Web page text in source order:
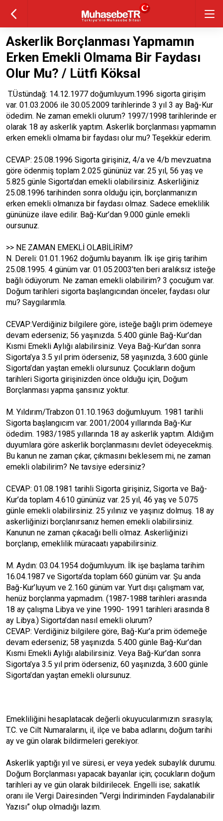
Askerlik Borçlanması Yapmamın
Erken Emekli Olmama Bir Faydası
Olur Mu? / Lütfi Köksal
T.Üstündağ: 14.12.1977 doğumluyum.1996 sigorta girişim
var. 01.03.2006 ile 30.05.2009 tarihlerinde 3 yıl 3 ay Bağ-Kur
ödedim. Ne zaman emekli olurum? 1997/1998 tarihlerinde er
olarak 18 ay askerlik yaptım. Askerlik borçlanması yapmamın
erken emekli olmama bir faydası olur mu? Teşekkür ederim.
CEVAP: 25.08.1996 Sigorta girişiniz, 4/a ve 4/b mevzuatına
göre ödenmiş toplam 2.025 gününüz var. 25 yıl, 56 yaş ve
5.825 günle Sigorta’dan emekli olabilirsiniz. Askerliğiniz
25.08.1996 tarihinden sonra olduğu için, borçlanmanızın
erken emekli olmanıza bir faydası olmaz. Sadece emeklilik
gününüze ilave edilir. Bağ-Kur’dan 9.000 günle emekli
oursunuz.
>> NE ZAMAN EMEKLİ OLABİLİRİM?
N. Dereli: 01.01.1962 doğumlu bayanım. İlk işe giriş tarihim
25.08.1995. 4 günüm var. 01.05.2003’ten beri aralıksız isteğe
bağlı ödüyorum. Ne zaman emekli olabilirim? 3 çocuğum var.
Doğum tarihleri sigorta başlangıcından önceler, faydası olur
mu? Saygılarımla.
CEVAP:Verdiğiniz bilgilere göre, isteğe bağlı prim ödemeye
devam ederseniz; 56 yaşınızda. 5.400 günle Bağ-Kur’dan
Kısmi Emekli Aylığı alabilirsiniz. Veya Bağ-Kur’dan sonra
Sigorta’ya 3.5 yıl prim öderseniz, 58 yaşınızda, 3.600 günle
Sigorta’dan yaştan emekli olursunuz. Çocukların doğum
tarihleri Sigorta girişinizden önce olduğu için, Doğum
Borçlanması yapma şansınız yoktur.
M. Yıldırım/Trabzon 01.10.1963 doğumluyum. 1981 tarihli
Sigorta başlangıcım var. 2001/2004 yıllarında Bağ-Kur
ödedim. 1983/1985 yıllarında 18 ay askerlik yaptım. Aldığım
duyumlara göre askerlik borçlanmasını devlet ödeyecekmiş.
Bu kanun ne zaman çıkar, çıkmasını beklesem mi, ne zaman
emekli olabilirim? Ne tavsiye edersiniz?
CEVAP: 01.08.1981 tarihli Sigorta girişiniz, Sigorta ve Bağ-
Kur’da toplam 4.610 gününüz var. 25 yıl, 46 yaş ve 5.075
günle emekli olabilirsiniz. 25 yılınız ve yaşınız dolmuş. 18 ay
askerliğinizi borçlanırsanız hemen emekli olabilirsiniz.
Kanunun ne zaman çıkacağı belli olmaz. Askerliğinizi
borçlanıp, emeklilik müracaatı yapabilirsiniz.
M. Aydın: 03.04.1954 doğumluyum. İlk işe başlama tarihim
16.04.1987 ve Sigorta’da toplam 660 günüm var. Şu anda
Bağ-Kur’luyum ve 2.160 günüm var. Yurt dışı çalışmam var,
henüz borçlanma yapmadım. (1987-1988 tarihleri arasında
18 ay çalışma Libya ve yine 1990- 1991 tarihleri arasında 8
ay Libya.) Sigorta’dan nasıl emekli olurum?
CEVAP: Verdiğiniz bilgilere göre, Bağ-Kur’a prim ödemeğe
devam ederseniz; 58 yaşınızda. 5.400 günle Bağ-Kur’dan
Kısmi Emekli Aylığı alabilirsiniz. Veya Bağ-Kur’dan sonra
Sigorta’ya 3.5 yıl prim öderseniz, 60 yaşınızda, 3.600 günle
Sigorta’dan yaştan emekli olursunuz.
Emekliliğini hesaplatacak değerli okuyucularımızın sırasıyla;
T.C. ve Cilt Numaralarını, il, ilçe ve baba adlarını, doğum tarihi
ay ve gün olarak bildirmeleri gerekiyor.
Askerlik yaptığı yıl ve süresi, er veya yedek subaylık durumu.
Doğum Borçlanması yapacak bayanlar için; çocukların doğum
tarihleri ay ve gün olarak bildirilecek. Engelli ise; sakatlık
oranı ile Vergi Dairesinden “Vergi İndiriminden Faydalanabilir
Yazısı” olup olmadığı lazım.